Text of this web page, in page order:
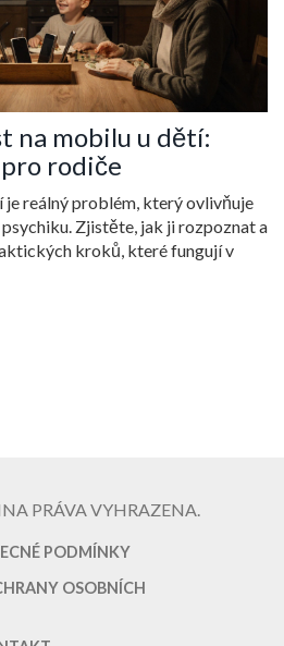
na mobilu u dětí:
rodiče
je reálný problém, který ovlivňuje
Zjistěte, jak ji rozpoznat a
kroků, které fungují v
PRÁVA VYHRAZENA.
PODMÍNKY
OSOBNÍCH